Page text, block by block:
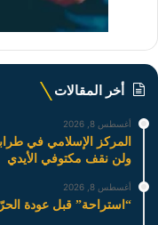
أخر المقالات
أغسطس 8, 2026
المركز الإسلامي في
ولن نقف مكتوفي الأيدي
أغسطس 8, 2026
“استراحة” قبل عودة